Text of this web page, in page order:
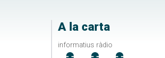
A la carta
informatius ràdio